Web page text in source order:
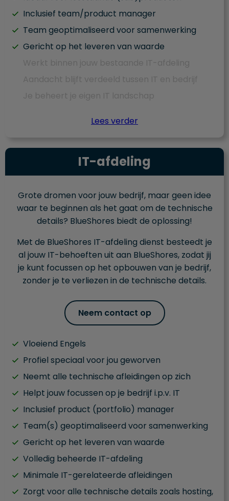
Inclusief team/product manager
Team geoptimaliseerd voor samenwerking
Gericht op het leveren van waarde
Lees verder
IT-afdeling
Grote dromen voor jouw bedrijf, maar geen idee
waar te beginnen als het gaat om de technische
details? BlueShores biedt de oplossing!
Met de BlueShores IT-afdeling dienst besteedt je
al jouw IT-behoeften uit aan BlueShores, zodat jij
je kunt focussen op het opbouwen van je bedrijf,
zonder je te verliezen in de technische details.
Neem contact op
Vloeiend Engels
Profiel speciaal voor jou geworven
Neemt alle technische afleidingen op zich
Helpt jouw focussen op je bedrijf i.p.v. IT
Inclusief product (portfolio) manager
Team(s) geoptimaliseerd voor samenwerking
Gericht op het leveren van waarde
Volledig beheerde IT-afdeling
Minimale IT-gerelateerde afleidingen
Zorgt voor alle technische details zoals hosting,